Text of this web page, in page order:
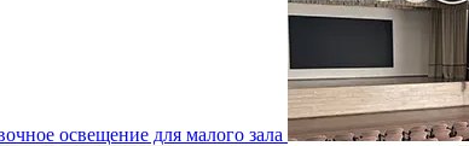
освещение для малого зала